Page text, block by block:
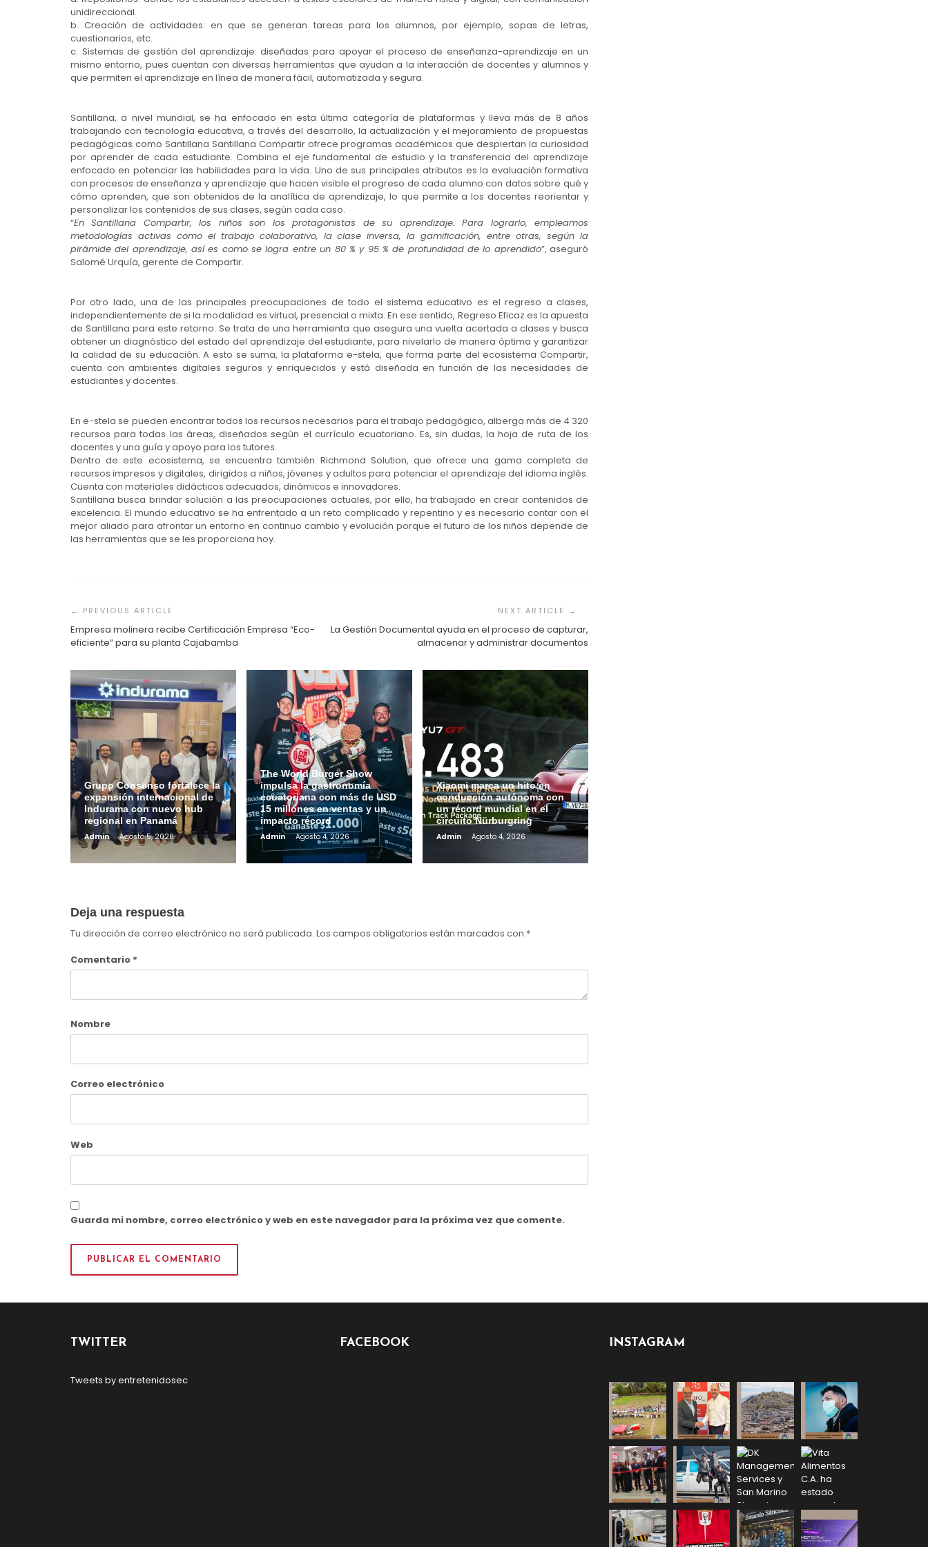
unidireccional.
b. Creación de actividades: en que se generan tareas para los alumnos, por ejemplo, sopas de letras,
cuestionarios, etc.
c. Sistemas de gestión del aprendizaje: diseñadas para apoyar el proceso de enseñanza-aprendizaje en un
mismo entorno, pues cuentan con diversas herramientas que ayudan a la interacción de docentes y alumnos y
que permiten el aprendizaje en línea de manera fácil, automatizada y segura.
Santillana, a nivel mundial, se ha enfocado en esta última categoría de plataformas y lleva más de 8 años
trabajando con tecnología educativa, a través del desarrollo, la actualización y el mejoramiento de propuestas
pedagógicas como Santillana Santillana Compartir ofrece programas académicos que despiertan la curiosidad
por aprender de cada estudiante. Combina el eje fundamental de estudio y la transferencia del aprendizaje
enfocado en potenciar las habilidades para la vida. Uno de sus principales atributos es la evaluación formativa
con procesos de enseñanza y aprendizaje que hacen visible el progreso de cada alumno con datos sobre qué y
cómo aprenden, que son obtenidos de la analítica de aprendizaje, lo que permite a los docentes reorientar y
personalizar los contenidos de sus clases, según cada caso.
“En Santillana Compartir, los niños son los protagonistas de su aprendizaje. Para lograrlo, empleamos
metodologías activas como el trabajo colaborativo, la clase inversa, la gamificación, entre otras, según la
pirámide del aprendizaje, así es como se logra entre un 80 % y 95 % de profundidad de lo aprendido”, aseguró
Salomé Urquía, gerente de Compartir.
Por otro lado, una de las principales preocupaciones de todo el sistema educativo es el regreso a clases,
independientemente de si la modalidad es virtual, presencial o mixta. En ese sentido, Regreso Eficaz es la apuesta
de Santillana para este retorno. Se trata de una herramienta que asegura una vuelta acertada a clases y busca
obtener un diagnóstico del estado del aprendizaje del estudiante, para nivelarlo de manera óptima y garantizar
la calidad de su educación. A esto se suma, la plataforma e-stela, que forma parte del ecosistema Compartir,
cuenta con ambientes digitales seguros y enriquecidos y está diseñada en función de las necesidades de
estudiantes y docentes.
En e-stela se pueden encontrar todos los recursos necesarios para el trabajo pedagógico, alberga más de 4 320
recursos para todas las áreas, diseñados según el currículo ecuatoriano. Es, sin dudas, la hoja de ruta de los
docentes y una guía y apoyo para los tutores.
Dentro de este ecosistema, se encuentra también Richmond Solution, que ofrece una gama completa de
recursos impresos y digitales, dirigidos a niños, jóvenes y adultos para potenciar el aprendizaje del idioma inglés.
Cuenta con materiales didácticos adecuados, dinámicos e innovadores.
Santillana busca brindar solución a las preocupaciones actuales, por ello, ha trabajado en crear contenidos de
excelencia. El mundo educativo se ha enfrentado a un reto complicado y repentino y es necesario contar con el
mejor aliado para afrontar un entorno en continuo cambio y evolución porque el futuro de los niños depende de
las herramientas que se les proporciona hoy.
de
entradas
Empresa molinera recibe Certificación Empresa “Eco-
eficiente” para su planta Cajabamba
La Gestión Documental ayuda en el proceso de capturar,
almacenar y administrar documentos
Grupo Consenso fortalece la
expansión internacional de
Indurama con nuevo hub
regional en Panamá
Admin Agosto 5, 2026
The World Burger Show
impulsa la gastronomía
ecuatoriana con más de USD
15 millones en ventas y un
impacto récord
Admin Agosto 4, 2026
Xiaomi marca un hito en
conducción autónoma con
un récord mundial en el
circuito Nürburgring
Admin Agosto 4, 2026
Deja una respuesta
Tu dirección de correo electrónico no será publicada. Los campos obligatorios están marcados con *
Comentario *
Nombre
Correo electrónico
Web
Guarda mi nombre, correo electrónico y web en este navegador para la próxima vez que comente.
TWITTER
Tweets by entretenidosec
FACEBOOK INSTAGRAM